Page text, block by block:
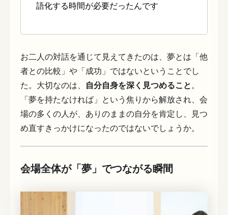
語化する時間が必要だったんです
お二人の対話を通じて見えてきたのは、夢とは「他
者との比較」や「成功」ではないということでし
た。大切なのは、 自分自身を深く見つめること 。
「夢を持たなければ」という焦りから解放され、会
場の多くの人が、ありのままの自分を肯定し、見つ
め直すきっかけになったのではないでしょうか。
会場全体が「夢」でつながる瞬間